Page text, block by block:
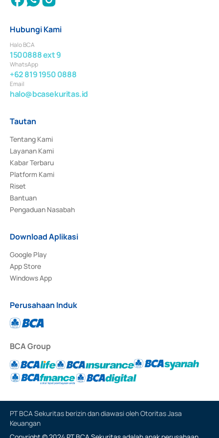
Hubungi Kami
Halo BCA
1500888 ext 9
WhatsApp
+62 819 1950 0888
Email
halo@bcasekuritas.id
Tautan
Tentang Kami
Layanan Kami
Kabar Terbaru
Platform Kami
Riset
Bantuan
Pengaduan Nasabah
Download Aplikasi
Google Play
App Store
Windows App
Perusahaan Induk
BCA Group
PT BCA Sekuritas berizin dan diawasi oleh Otoritas Jasa
Keuangan